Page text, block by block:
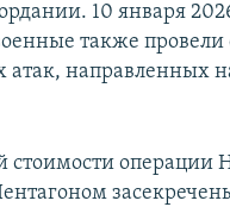
10 января
также провели
атак, направленных
стоимости операции